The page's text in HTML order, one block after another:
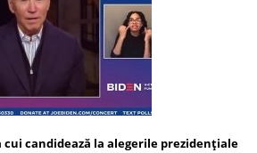
candidează la alegerile prezidențiale